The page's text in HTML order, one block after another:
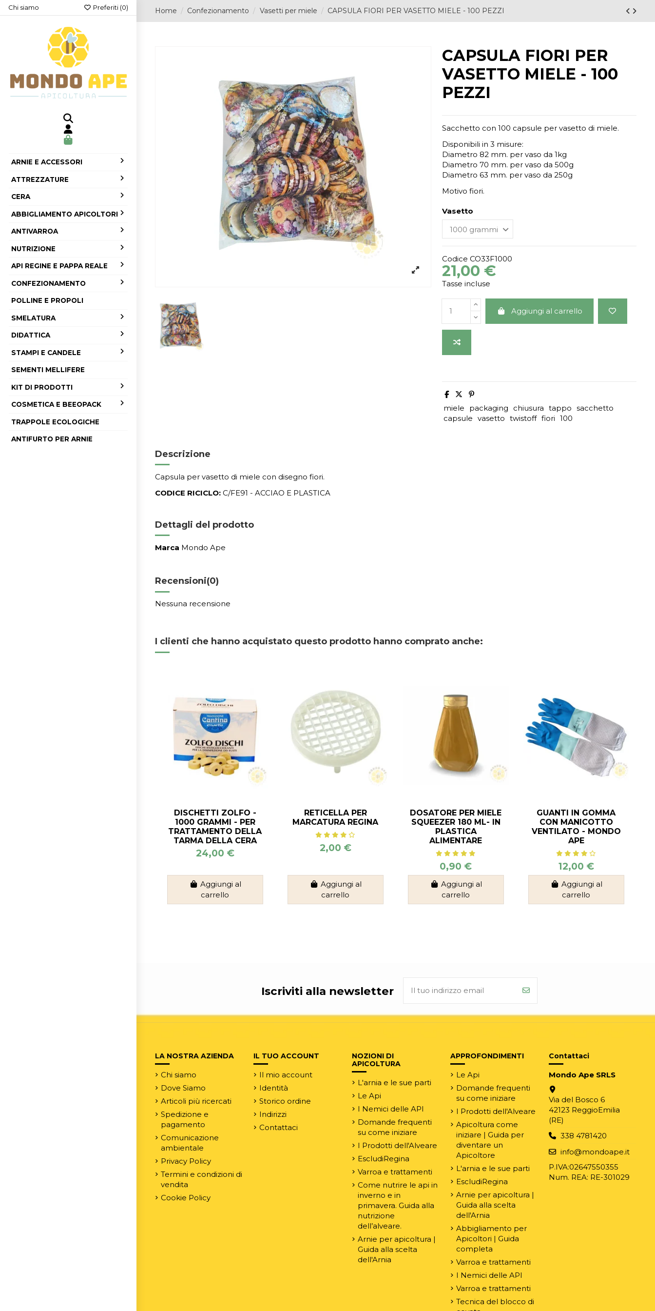
Chi siamo Preferiti (0)
ARNIE E ACCESSORI
ATTREZZATURE
CERA
ABBIGLIAMENTO APICOLTORI
ANTIVARROA
NUTRIZIONE
API REGINE E PAPPA REALE
CONFEZIONAMENTO
POLLINE E PROPOLI
SMELATURA
DIDATTICA
STAMPI E CANDELE
SEMENTI MELLIFERE
KIT DI PRODOTTI
COSMETICA E BEEOPACK
TRAPPOLE ECOLOGICHE
ANTIFURTO PER ARNIE
Home Confezionamento Vasetti per miele CAPSULA FIORI PER VASETTO MIELE - 100 PEZZI
CAPSULA FIORI PER
VASETTO MIELE - 100
PEZZI
Sacchetto con 100 capsule per vasetto di miele.
Disponibili in 3 misure:
Diametro 82 mm. per vaso da 1kg
Diametro 70 mm. per vaso da 500g
Diametro 63 mm. per vaso da 250g
Motivo fiori.
Vasetto
Codice CO33F1000
21,00 €
Tasse incluse
Aggiungi al carrello
miele packaging chiusura tappo
sacchetto
capsule
vasetto twistoff fiori 100
Descrizione
Capsula per vasetto di miele con disegno fiori.
CODICE RICICLO: C/FE91 - ACCIAO E PLASTICA
Dettagli del prodotto
Marca Mondo Ape
Recensioni(0)
Nessuna recensione
I clienti che hanno acquistato questo prodotto hanno comprato anche:
DISCHETTI ZOLFO -
1000 GRAMMI - PER
TRATTAMENTO DELLA
TARMA DELLA CERA
24,00 €
Aggiungi al
carrello
RETICELLA PER
MARCATURA REGINA
2,00 €
Aggiungi al
carrello
DOSATORE PER MIELE
SQUEEZER 180 ML- IN
PLASTICA
ALIMENTARE
0,90 €
Aggiungi al
carrello
GUANTI IN GOMMA
CON MANICOTTO
VENTILATO - MONDO
APE
12,00 €
Aggiungi al
carrello
Iscriviti alla newsletter
LA NOSTRA AZIENDA
Chi siamo
Dove Siamo
Articoli più ricercati
Spedizione e
pagamento
Comunicazione
ambientale
Privacy Policy
Termini e condizioni di
vendita
Cookie Policy
IL TUO ACCOUNT
Il mio account
Identità
Storico ordine
Indirizzi
Contattaci
NOZIONI DI
APICOLTURA
L'arnia e le sue parti
Le Api
I Nemici delle API
Domande frequenti
su come iniziare
I Prodotti dell'Alveare
EscludiRegina
Varroa e trattamenti
Come nutrire le api in
inverno e in
primavera. Guida alla
nutrizione
dell’alveare.
Arnie per apicoltura |
Guida alla scelta
dell'Arnia
APPROFONDIMENTI
Le Api
Domande frequenti
su come iniziare
I Prodotti dell'Alveare
Apicoltura come
iniziare | Guida per
diventare un
Apicoltore
L'arnia e le sue parti
EscludiRegina
Arnie per apicoltura |
Guida alla scelta
dell'Arnia
Abbigliamento per
Apicoltori | Guida
completa
Varroa e trattamenti
I Nemici delle API
Varroa e trattamenti
Tecnica del blocco di
Contattaci
Mondo Ape SRLS
Via del Bosco 6
42123 ReggioEmilia
(RE)
338 4781420
info@mondoape.it
P.IVA:02647550355
Num. REA: RE-301029